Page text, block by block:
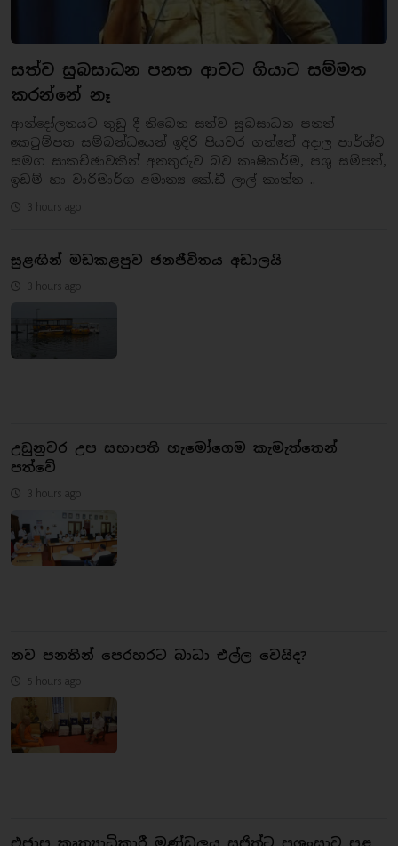
සත්ව සුබසාධන පනත ආවට ගියාට සම්මත
කරන්නේ නෑ
ආන්දෝලනයට තුඩු දී තිබෙන සත්ව සුබසාධන පනත්
කෙටුම්පත සම්බන්ධයෙන් ඉදිරි පියවර ගන්නේ අදාල පාර්ශ්ව
සමග සාකච්ඡාවකින් අනතුරුව බව කෘෂිකර්ම, පශු සම්පත්,
ඉඩම් හා වාරිමාර්ග අමාත්‍ය කේ.ඩී ලාල් කාන්ත ..
3 hours ago
සුළඟින් මඩකළපුව ජනජීවිතය අඩාලයි
3 hours ago
උඩුනුවර උප සභාපති හැමෝගෙම කැමැත්තෙන්
පත්වේ
3 hours ago
නව පනතින් පෙරහරට බාධා එල්ල වෙයිද?
5 hours ago
එජාප කෘත්‍යාධිකාරී මණ්ඩලය සජිත්ට ප්‍රශංසාව පළ